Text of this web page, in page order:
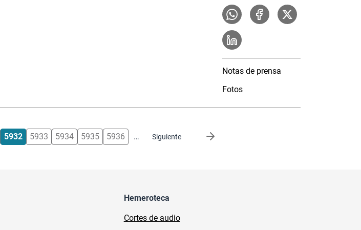
Notas de prensa
Fotos
5932 5933 5934 5935 5936 … Siguiente
Siguiente página
Hemeroteca
Cortes de audio